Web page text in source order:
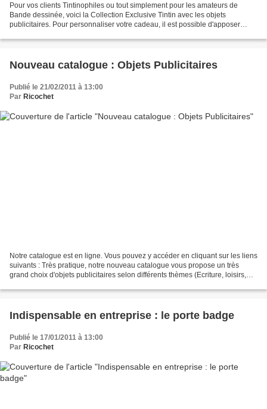
Pour vos clients Tintinophiles ou tout simplement pour les amateurs de
Bande dessinée, voici la Collection Exclusive Tintin avec les objets
publicitaires. Pour personnaliser votre cadeau, il est possible d'apposer
Nouveau catalogue : Objets Publicitaires
Publié le 21/02/2011 à 13:00
Par Ricochet
Notre catalogue est en ligne. Vous pouvez y accéder en cliquant sur les liens
suivants : Très pratique, notre nouveau catalogue vous propose un très
grand choix d'objets publicitaires selon différents thèmes (Ecriture, loisirs,
Indispensable en entreprise : le porte badge
Publié le 17/01/2011 à 13:00
Par Ricochet